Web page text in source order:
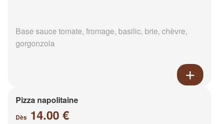
Base sauce tomate, fromage, basilic, brie, chèvre,
gorgonzola
Pizza napolitaine
Dès 14.00 €